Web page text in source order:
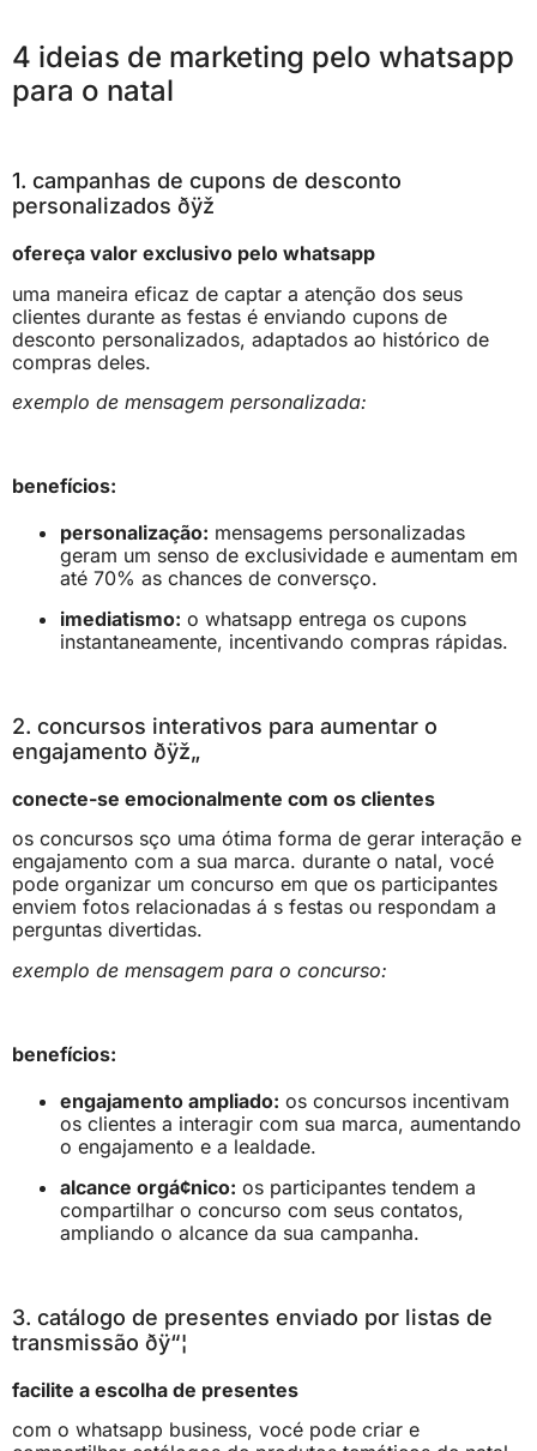
4 ideias de marketing pelo whatsapp
para o natal
1. campanhas de cupons de desconto
personalizados ðÿž
ofereça valor exclusivo pelo whatsapp
uma maneira eficaz de captar a atenção dos seus
clientes durante as festas é enviando cupons de
desconto personalizados, adaptados ao histórico de
compras deles.
exemplo de mensagem personalizada:
benefícios:
personalização: mensagems personalizadas
geram um senso de exclusividade e aumentam em
até 70% as chances de conversço.
imediatismo: o whatsapp entrega os cupons
instantaneamente, incentivando compras rápidas.
2. concursos interativos para aumentar o
engajamento ðÿž„
conecte-se emocionalmente com os clientes
os concursos sço uma ótima forma de gerar interação e
engajamento com a sua marca. durante o natal, vocé
pode organizar um concurso em que os participantes
enviem fotos relacionadas á s festas ou respondam a
perguntas divertidas.
exemplo de mensagem para o concurso:
benefícios:
engajamento ampliado: os concursos incentivam
os clientes a interagir com sua marca, aumentando
o engajamento e a lealdade.
alcance orgá¢nico: os participantes tendem a
compartilhar o concurso com seus contatos,
ampliando o alcance da sua campanha.
3. catálogo de presentes enviado por listas de
transmissão ðÿ“¦
facilite a escolha de presentes
com o whatsapp business, vocé pode criar e